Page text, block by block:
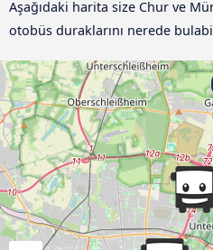
Aşağıdaki harita size Chur ve
otobüs duraklarını nerede